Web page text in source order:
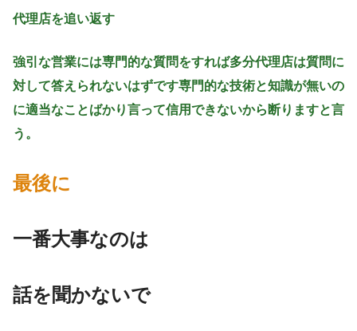
代理店を追い返す
強引な営業には専門的な質問をすれば多分代理店は質問に
対して答えられないはずです専門的な技術と知識が無いの
に適当なことばかり言って信用できないから断りますと言
う。
最後に
一番大事なのは
話を聞かないで